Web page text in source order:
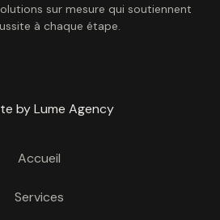
sur mesure qui soutiennent
à chaque étape.
by Lume Agency
Accueil
Services